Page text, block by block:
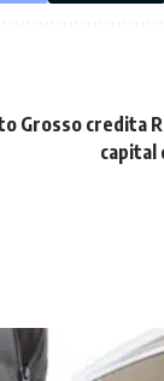
Grosso credita
capital